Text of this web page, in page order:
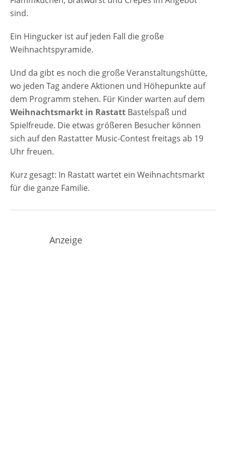
sind.
Ein Hingucker ist auf jeden Fall die große
Weihnachtspyramide.
Und da gibt es noch die große Veranstaltungshütte,
wo jeden Tag andere Aktionen und Höhepunkte auf
dem Programm stehen. Für Kinder warten auf dem
Weihnachtsmarkt in Rastatt Bastelspaß und
Spielfreude. Die etwas größeren Besucher können
sich auf den Rastatter Music-Contest freitags ab 19
Uhr freuen.
Kurz gesagt: In Rastatt wartet ein Weihnachtsmarkt
für die ganze Familie.
Anzeige